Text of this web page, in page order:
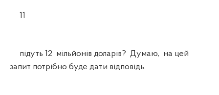
11
підуть 12 мільйонів доларів? Думаю, на цей
запит потрібно буде дати відповідь.